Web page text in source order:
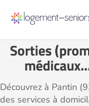
Sorties
Découvrez à Pantin
des services à